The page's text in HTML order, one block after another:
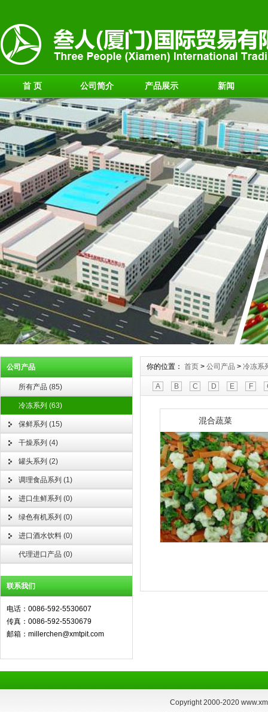
首 页 公司简介 产品展示 新闻
公司产品
所有产品 (85)
冷冻系列 (63)
保鲜系列 (15)
干燥系列 (4)
罐头系列 (2)
调理食品系列 (1)
进口生鲜系列 (0)
绿色有机系列 (0)
进口酒水饮料 (0)
代理进口产品 (0)
联系我们
电话：0086-592-5530607
传真：0086-592-5530679
邮箱：millerchen@xmtpit.com
你的位置： 首页 > 公司产品 > 冷冻系
A B C D E F
混合蔬菜
Copyright 2000-2020